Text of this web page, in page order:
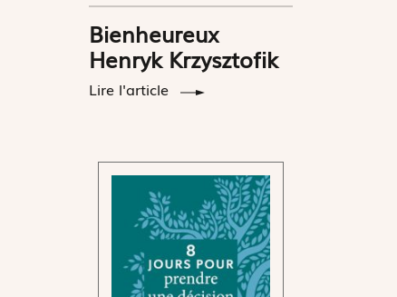
Bienheureux
Henryk Krzysztofik
Lire l'article